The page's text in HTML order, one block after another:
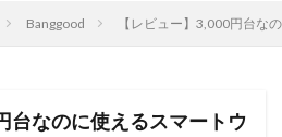
Banggood 【レビュー】3,000円台な
台なのに使えるスマートウ